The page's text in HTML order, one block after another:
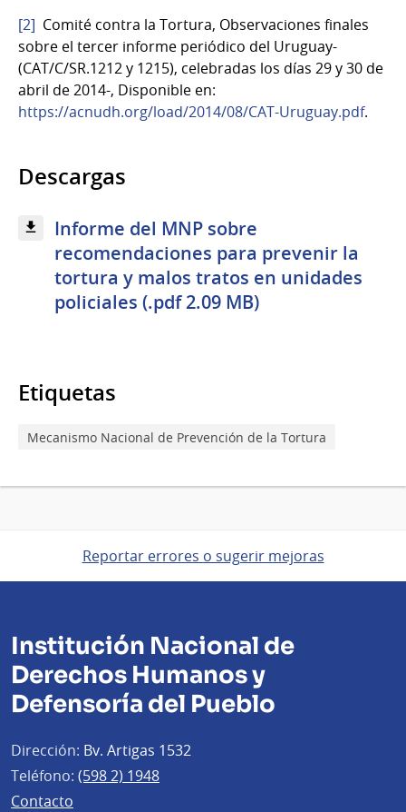
[2] Comité contra la Tortura, Observaciones finales
sobre el tercer informe periódico del Uruguay-
(CAT/C/SR.1212 y 1215), celebradas los días 29 y 30 de
abril de 2014-, Disponible en:
https://acnudh.org/load/2014/08/CAT-Uruguay.pdf.
Descargas
Informe del MNP sobre
recomendaciones para prevenir la
tortura y malos tratos en unidades
policiales (.pdf 2.09 MB)
Etiquetas
Mecanismo Nacional de Prevención de la Tortura
Reportar errores o sugerir mejoras
Institución Nacional de
Derechos Humanos y
Defensoría del Pueblo
Dirección: Bv. Artigas 1532
Teléfono: (598 2) 1948
Contacto